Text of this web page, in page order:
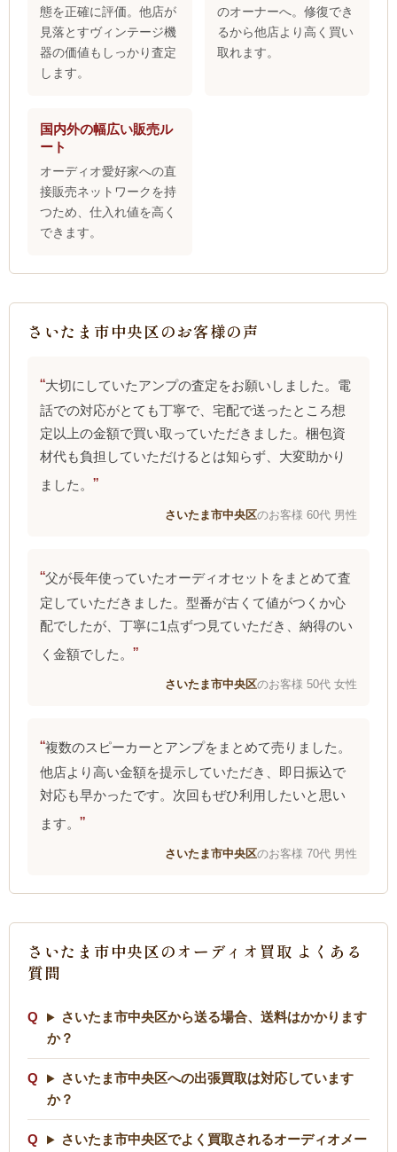
態を正確に評価。他店が
見落とすヴィンテージ機
器の価値もしっかり査定
します。
のオーナーへ。修復でき
るから他店より高く買い
取れます。
国内外の幅広い販売ル
ート
オーディオ愛好家への直
接販売ネットワークを持
つため、仕入れ値を高く
できます。
さいたま市中央区のお客様の声
大切にしていたアンプの査定をお願いしました。電
話での対応がとても丁寧で、宅配で送ったところ想
定以上の金額で買い取っていただきました。梱包資
材代も負担していただけるとは知らず、大変助かり
ました。
さいたま市中央区のお客様 60代 男性
父が長年使っていたオーディオセットをまとめて査
定していただきました。型番が古くて値がつくか心
配でしたが、丁寧に1点ずつ見ていただき、納得のい
く金額でした。
さいたま市中央区のお客様 50代 女性
複数のスピーカーとアンプをまとめて売りました。
他店より高い金額を提示していただき、即日振込で
対応も早かったです。次回もぜひ利用したいと思い
ます。
さいたま市中央区のお客様 70代 男性
さいたま市中央区のオーディオ買取 よくある
質問
さいたま市中央区から送る場合、送料はかかります
か？
さいたま市中央区への出張買取は対応しています
か？
さいたま市中央区でよく買取されるオーディオメー